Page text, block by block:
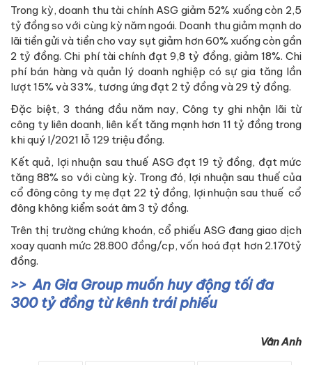
Trong kỳ, doanh thu tài chính ASG giảm 52% xuống còn 2,5
tỷ đồng so với cùng kỳ năm ngoái. Doanh thu giảm mạnh do
lãi tiền gửi và tiền cho vay sụt giảm hơn 60% xuống còn gần
2 tỷ đồng. Chi phí tài chính đạt 9,8 tỷ đồng, giảm 18%. Chi
phí bán hàng và quản lý doanh nghiệp có sự gia tăng lần
lượt 15% và 33%, tương ứng đạt 2 tỷ đồng và 29 tỷ đồng.
Đặc biệt, 3 tháng đầu năm nay, Công ty ghi nhận lãi từ
công ty liên doanh, liên kết tăng mạnh hơn 11 tỷ đồng trong
khi quý I/2021 lỗ 129 triệu đồng.
Kết quả, lợi nhuận sau thuế ASG đạt 19 tỷ đồng, đạt mức
tăng 88% so với cùng kỳ. Trong đó, lợi nhuận sau thuế của
cổ đông công ty mẹ đạt 22 tỷ đồng, lợi nhuận sau thuế cổ
đông không kiểm soát âm 3 tỷ đồng.
Trên thị trường chứng khoán, cổ phiếu ASG đang giao dịch
xoay quanh mức 28.800 đồng/cp, vốn hoá đạt hơn 2.170tỷ
đồng.
An Gia Group muốn huy động tối đa
300 tỷ đồng từ kênh trái phiếu
Vân Anh